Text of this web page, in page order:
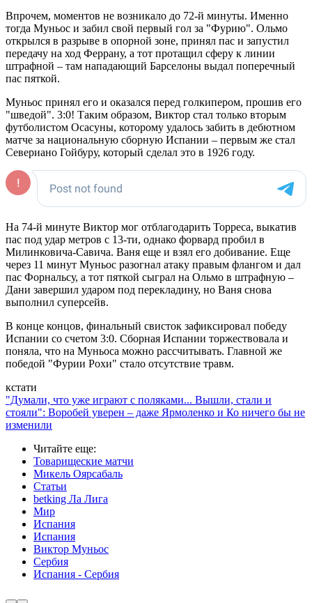
Впрочем, моментов не возникало до 72-й минуты. Именно
тогда Муньос и забил свой первый гол за "Фурию". Ольмо
открылся в разрыве в опорной зоне, принял пас и запустил
передачу на ход Феррану, а тот протащил сферу к линии
штрафной – там нападающий Барселоны выдал поперечный
пас пяткой.
Муньос принял его и оказался перед голкипером, прошив его
"шведой". 3:0! Таким образом, Виктор стал только вторым
футболистом Осасуны, которому удалось забить в дебютном
матче за национальную сборную Испании – первым же стал
Севериано Гойбуру, который сделал это в 1926 году.
На 74-й минуте Виктор мог отблагодарить Торреса, выкатив
пас под удар метров с 13-ти, однако форвард пробил в
Милинковича-Савича. Ваня еще и взял его добивание. Еще
через 11 минут Муньос разогнал атаку правым флангом и дал
пас Форнальсу, а тот пяткой сыграл на Ольмо в штрафную –
Дани завершил ударом под перекладину, но Ваня снова
выполнил суперсейв.
В конце концов, финальный свисток зафиксировал победу
Испании со счетом 3:0. Сборная Испании торжествовала и
поняла, что на Муньоса можно рассчитывать. Главной же
победой "Фурии Рохи" стало отсутствие травм.
кстати
"Думали, что уже играют с поляками... Вышли, стали и
стояли": Воробей уверен – даже Ярмоленко и Ко ничего бы не
изменили
Читайте еще:
Товарищеские матчи
Микель Оярсабаль
Статьи
betking Ла Лига
Мир
Испания
Испания
Виктор Муньос
Сербия
Испания - Сербия